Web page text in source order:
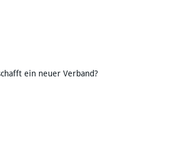
ein neuer Verband?